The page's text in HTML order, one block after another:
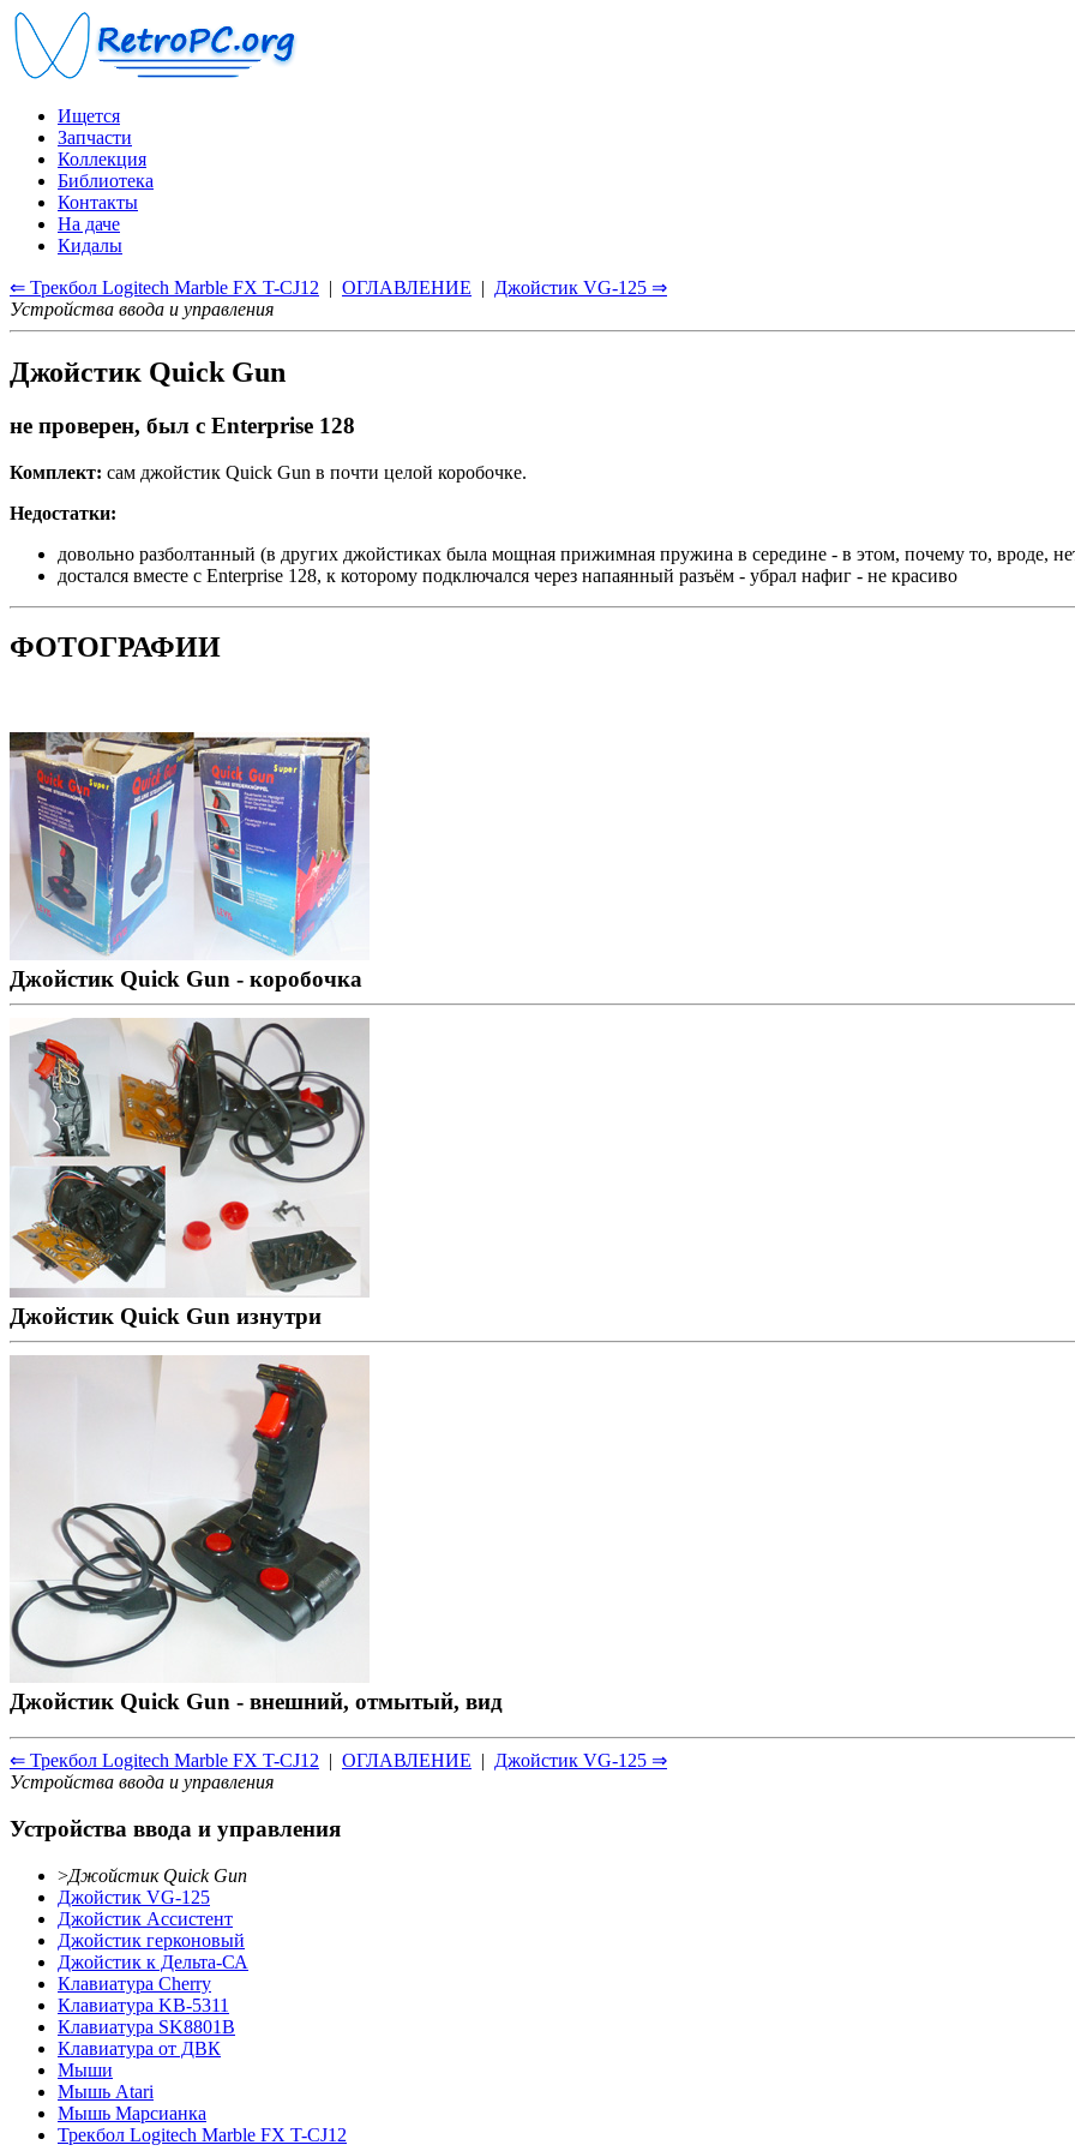
Ищется
Запчасти
Коллекция
Библиотека
Контакты
На даче
Кидалы
⇐ Трекбол Logitech Marble FX T-CJ12 | ОГЛАВЛЕНИЕ | Джойстик VG-125 ⇒
Устройства ввода и управления
Джойстик Quick Gun
не проверен, был с Enterprise 128
Комплект: сам джойстик Quick Gun в почти целой коробочке.
Недостатки:
довольно разболтанный (в других джойстиках была мощная прижимная пружина в середине - в этом, почему то, вроде,
достался вместе с Enterprise 128, к которому подключался через напаянный разъём - убрал нафиг - не красиво
ФОТОГРАФИИ
Джойстик Quick Gun - коробочка
Джойстик Quick Gun изнутри
Джойстик Quick Gun - внешний, отмытый, вид
⇐ Трекбол Logitech Marble FX T-CJ12 | ОГЛАВЛЕНИЕ | Джойстик VG-125 ⇒
Устройства ввода и управления
Устройства ввода и управления
>Джойстик Quick Gun
Джойстик VG-125
Джойстик Ассистент
Джойстик герконовый
Джойстик к Дельта-СА
Клавиатура Cherry
Клавиатура KB-5311
Клавиатура SK8801B
Клавиатура от ДВК
Мыши
Мышь Atari
Мышь Марсианка
Трекбол Logitech Marble FX T-CJ12